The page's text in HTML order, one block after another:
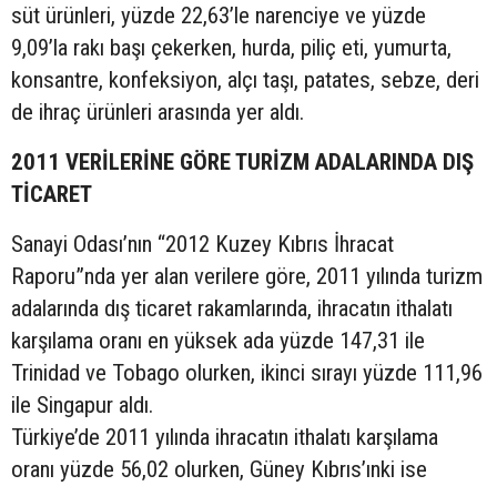
süt ürünleri, yüzde 22,63’le narenciye ve yüzde
9,09’la rakı başı çekerken, hurda, piliç eti, yumurta,
konsantre, konfeksiyon, alçı taşı, patates, sebze, deri
de ihraç ürünleri arasında yer aldı.
2011 VERİLERİNE GÖRE TURİZM ADALARINDA DIŞ
TİCARET
Sanayi Odası’nın “2012 Kuzey Kıbrıs İhracat
Raporu”nda yer alan verilere göre, 2011 yılında turizm
adalarında dış ticaret rakamlarında, ihracatın ithalatı
karşılama oranı en yüksek ada yüzde 147,31 ile
Trinidad ve Tobago olurken, ikinci sırayı yüzde 111,96
ile Singapur aldı.
Türkiye’de 2011 yılında ihracatın ithalatı karşılama
oranı yüzde 56,02 olurken, Güney Kıbrıs’ınki ise